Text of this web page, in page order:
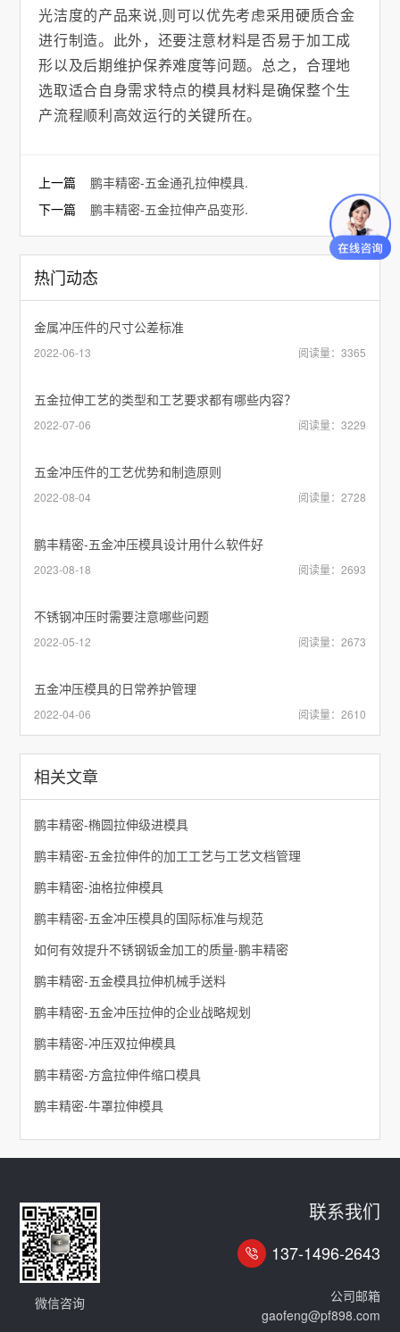
光洁度的产品来说,则可以优先考虑采用硬质合金
进行制造。此外，还要注意材料是否易于加工成
形以及后期维护保养难度等问题。总之，合理地
选取适合自身需求特点的模具材料是确保整个生
产流程顺利高效运行的关键所在。
上一篇鹏丰精密-五金通孔拉伸模具.
下一篇鹏丰精密-五金拉伸产品变形.
热门动态
金属冲压件的尺寸公差标准
2022-06-13 阅读量：3365
五金拉伸工艺的类型和工艺要求都有哪些内容？
2022-07-06 阅读量：3229
五金冲压件的工艺优势和制造原则
2022-08-04 阅读量：2728
鹏丰精密-五金冲压模具设计用什么软件好
2023-08-18 阅读量：2693
不锈钢冲压时需要注意哪些问题
2022-05-12 阅读量：2673
五金冲压模具的日常养护管理
2022-04-06 阅读量：2610
相关文章
鹏丰精密-椭圆拉伸级进模具
鹏丰精密-五金拉伸件的加工工艺与工艺文档管理
鹏丰精密-油格拉伸模具
鹏丰精密-五金冲压模具的国际标准与规范
如何有效提升不锈钢钣金加工的质量-鹏丰精密
鹏丰精密-五金模具拉伸机械手送料
鹏丰精密-五金冲压拉伸的企业战略规划
鹏丰精密-冲压双拉伸模具
鹏丰精密-方盒拉伸件缩口模具
鹏丰精密-牛罩拉伸模具
微信咨询
联系我们
137-1496-2643
公司邮箱
gaofeng@pf898.com